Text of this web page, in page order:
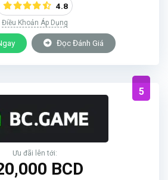
4.8
Điều Khoản Áp Dụng
Đọc Đánh Giá
5
Ưu đãi lên tới:
BCD